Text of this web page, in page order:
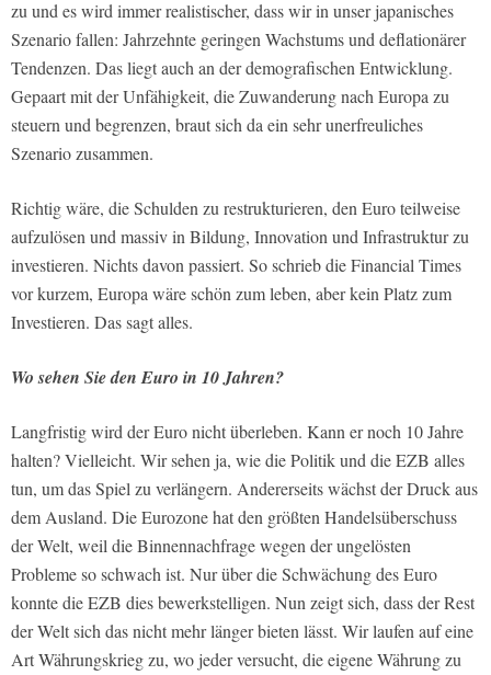
zu und es wird immer realistischer, dass wir in unser japanisches
Szenario fallen: Jahrzehnte geringen Wachstums und deflationärer
Tendenzen. Das liegt auch an der demografischen Entwicklung.
Gepaart mit der Unfähigkeit, die Zuwanderung nach Europa zu
steuern und begrenzen, braut sich da ein sehr unerfreuliches
Szenario zusammen.
Richtig wäre, die Schulden zu restrukturieren, den Euro teilweise
aufzulösen und massiv in Bildung, Innovation und Infrastruktur zu
investieren. Nichts davon passiert. So schrieb die Financial Times
vor kurzem, Europa wäre schön zum leben, aber kein Platz zum
Investieren. Das sagt alles.
Wo sehen Sie den Euro in 10 Jahren?
Langfristig wird der Euro nicht überleben. Kann er noch 10 Jahre
halten? Vielleicht. Wir sehen ja, wie die Politik und die EZB alles
tun, um das Spiel zu verlängern. Andererseits wächst der Druck aus
dem Ausland. Die Eurozone hat den größten Handelsüberschuss
der Welt, weil die Binnennachfrage wegen der ungelösten
Probleme so schwach ist. Nur über die Schwächung des Euro
konnte die EZB dies bewerkstelligen. Nun zeigt sich, dass der Rest
der Welt sich das nicht mehr länger bieten lässt. Wir laufen auf eine
Art Währungskrieg zu, wo jeder versucht, die eigene Währung zu